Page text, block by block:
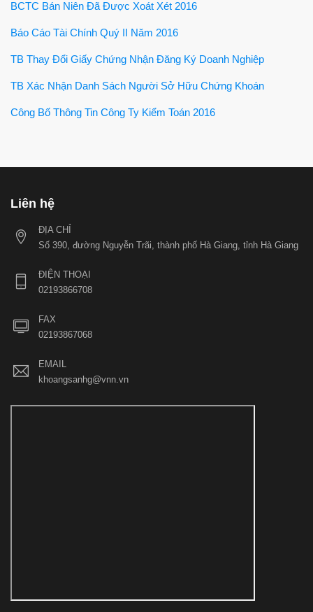
BCTC Bán Niên Đã Được Xoát Xét 2016
Báo Cáo Tài Chính Quý II Năm 2016
TB Thay Đổi Giấy Chứng Nhận Đăng Ký Doanh Nghiệp
TB Xác Nhận Danh Sách Người Sở Hữu Chứng Khoán
Công Bố Thông Tin Công Ty Kiểm Toán 2016
Liên hệ
ĐỊA CHỈ
Số 390, đường Nguyễn Trãi, thành phố Hà Giang, tỉnh Hà Giang
ĐIỆN THOẠI
02193866708
FAX
02193867068
EMAIL
khoangsanhg@vnn.vn